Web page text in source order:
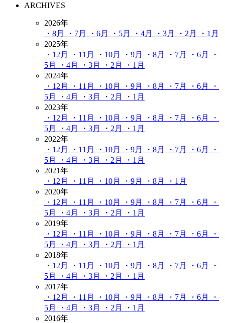
ARCHIVES
2026年
・8月
・7月 ・6月 ・5月 ・4月 ・3月 ・2月
・1月
2025年
・12月
・11月 ・10月 ・9月 ・8月 ・7月 ・6月
・
5月
・4月 ・3月 ・2月
・1月
2024年
・12月
・11月 ・10月 ・9月 ・8月 ・7月 ・6月
・
5月
・4月 ・3月 ・2月
・1月
2023年
・12月
・11月 ・10月 ・9月 ・8月 ・7月 ・6月
・
5月
・4月 ・3月 ・2月
・1月
2022年
・12月
・11月 ・10月 ・9月 ・8月 ・7月 ・6月
・
5月
・4月 ・3月 ・2月
・1月
2021年
・12月
・11月 ・10月 ・9月 ・8月
・1月
2020年
・12月
・11月 ・10月 ・9月 ・8月 ・7月 ・6月
・
5月
・4月 ・3月 ・2月
・1月
2019年
・12月
・11月 ・10月 ・9月 ・8月 ・7月 ・6月
・
5月
・4月 ・3月 ・2月
・1月
2018年
・12月
・11月 ・10月 ・9月 ・8月 ・7月 ・6月
・
5月
・4月 ・3月 ・2月
・1月
2017年
・12月
・11月 ・10月 ・9月 ・8月 ・7月 ・6月
・
5月
・4月 ・3月 ・2月
・1月
2016年